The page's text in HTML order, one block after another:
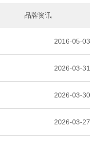
品牌资讯
2016-05-03
2026-03-31
2026-03-30
2026-03-27